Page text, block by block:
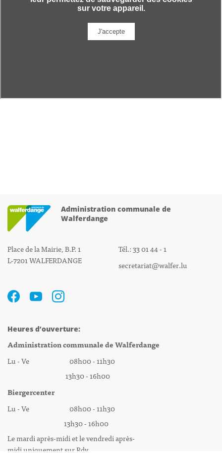
Administration communale de
Walferdange
Place de la Mairie, B.P. 1
L-7201 WALFERDANGE
Tél.: 33 01 44 - 1
secretariat@walfer.lu
Heures d’ouverture:
Administration communale de Walferdange
Lu - Ve 08h00 - 11h30
13h30 - 16h00
Biergercenter
Lu - Ve 08h00 - 11h30
13h30 - 16h00
Le mardi après-midi et le vendredi après-
midi uniquement sur Rdv.